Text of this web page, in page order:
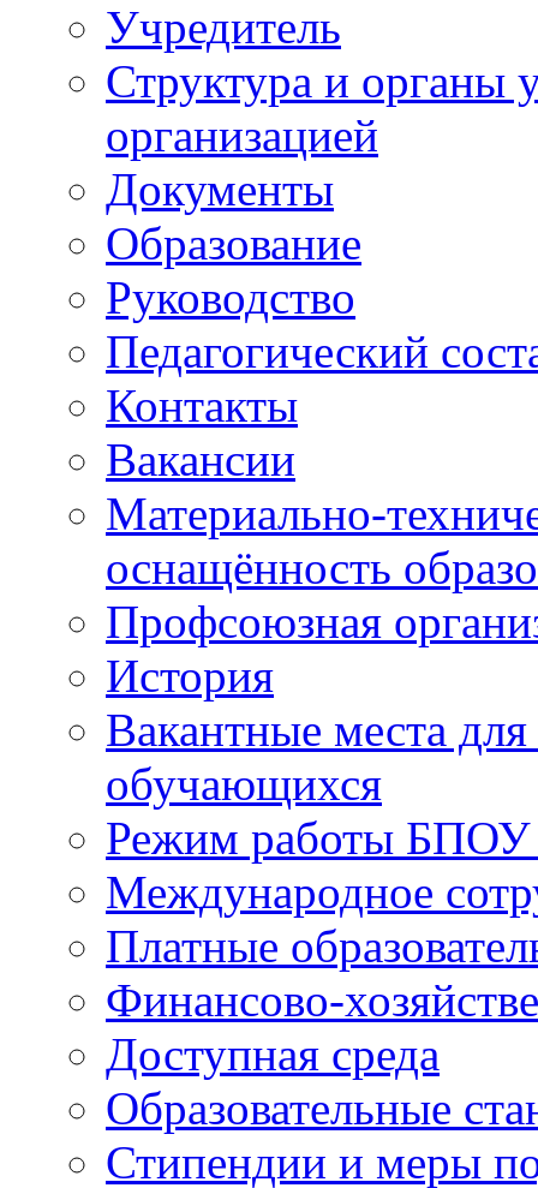
Учредитель
Структура и органы
организацией
Документы
Образование
Руководство
Педагогический
Контакты
Вакансии
Материально-
оснащённость
Профсоюзная
История
Вакантные места
обучающихся
Режим работы
Международное
Платные
Финансово-
Доступная среда
Образовательные
Стипендии и меры